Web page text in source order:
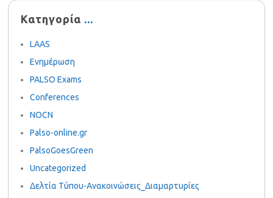
Κατηγορία
LAAS
Ενημέρωση
PALSO Exams
Conferences
NOCN
Palso-online.gr
PalsoGoesGreen
Uncategorized
Δελτία Τύπου-Ανακοινώσεις_Διαμαρτυρίες